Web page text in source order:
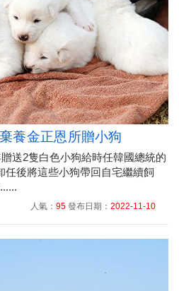
養金正恩所贈小狗
送2隻白色小狗給時任韓國總統的
任後將這些小狗帶回自宅繼續飼
人氣： 95 發布日期： 2022-11-10